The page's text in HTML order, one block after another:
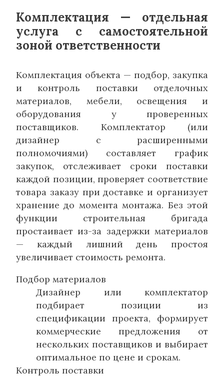
Комплектация — отдельная
услуга с самостоятельной
зоной ответственности
Комплектация объекта — подбор, закупка
и контроль поставки отделочных
материалов, мебели, освещения и
оборудования у проверенных
поставщиков. Комплектатор (или
дизайнер с расширенными
полномочиями) составляет график
закупок, отслеживает сроки поставки
каждой позиции, проверяет соответствие
товара заказу при доставке и организует
хранение до момента монтажа. Без этой
функции строительная бригада
простаивает из-за задержки материалов
— каждый лишний день простоя
увеличивает стоимость ремонта.
Подбор материалов
Дизайнер или комплектатор
подбирает позиции из
спецификации проекта, формирует
коммерческие предложения от
нескольких поставщиков и выбирает
оптимальное по цене и срокам.
Контроль поставки